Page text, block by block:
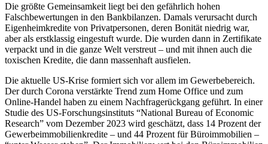
Die größte Gemeinsamkeit liegt bei den gefährlich hohen
Falschbewertungen in den Bankbilanzen. Damals verursacht durch
Eigenheimkredite von Privatpersonen, deren Bonität niedrig war,
aber als erstklassig eingestuft wurde. Die wurden dann in Zertifikate
verpackt und in die ganze Welt verstreut – und mit ihnen auch die
toxischen Kredite, die dann massenhaft ausfielen.
Die aktuelle US-Krise formiert sich vor allem im Gewerbebereich.
Der durch Corona verstärkte Trend zum Home Office und zum
Online-Handel haben zu einem Nachfragerückgang geführt. In einer
Studie des US-Forschungsinstituts “National Bureau of Economic
Research” vom Dezember 2023 wird geschätzt, dass 14 Prozent der
Gewerbeimmobilienkredite – und 44 Prozent für Büroimmobilien –